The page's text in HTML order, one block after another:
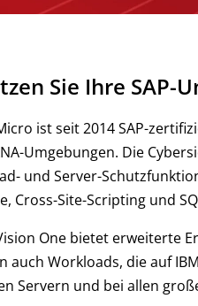
Sie Ihre SAP-
ist seit 2014 SAP-
Umgebungen. Die
und Server-
Cross-Site-Scripting und
One bietet erweiterte
auch Workloads, die auf
Servern und bei allen